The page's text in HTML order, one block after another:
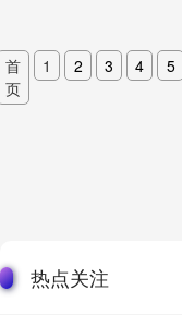
首
页
1 2 3 4 5
热点关注